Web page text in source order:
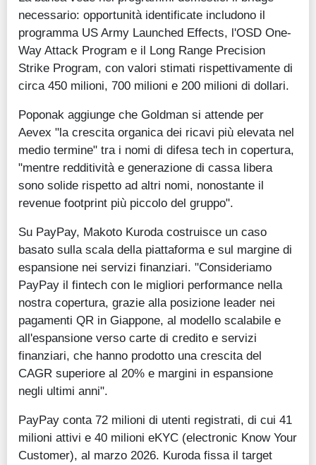
necessario: opportunità identificate includono il
programma US Army Launched Effects, l'OSD One-
Way Attack Program e il Long Range Precision
Strike Program, con valori stimati rispettivamente di
circa 450 milioni, 700 milioni e 200 milioni di dollari.
Poponak aggiunge che Goldman si attende per
Aevex "la crescita organica dei ricavi più elevata nel
medio termine" tra i nomi di difesa tech in copertura,
"mentre redditività e generazione di cassa libera
sono solide rispetto ad altri nomi, nonostante il
revenue footprint più piccolo del gruppo".
Su PayPay, Makoto Kuroda costruisce un caso
basato sulla scala della piattaforma e sul margine di
espansione nei servizi finanziari. "Consideriamo
PayPay il fintech con le migliori performance nella
nostra copertura, grazie alla posizione leader nei
pagamenti QR in Giappone, al modello scalabile e
all'espansione verso carte di credito e servizi
finanziari, che hanno prodotto una crescita del
CAGR superiore al 20% e margini in espansione
negli ultimi anni".
PayPay conta 72 milioni di utenti registrati, di cui 41
milioni attivi e 40 milioni eKYC (electronic Know Your
Customer), al marzo 2026. Kuroda fissa il target